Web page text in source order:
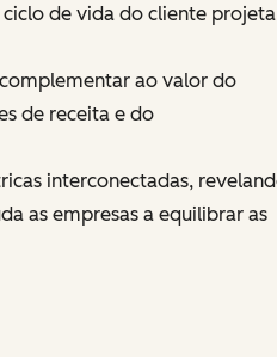
ciclo de vida do cliente projeta
ao valor do
de receita e do
interconectadas,
as empresas a equilibrar as